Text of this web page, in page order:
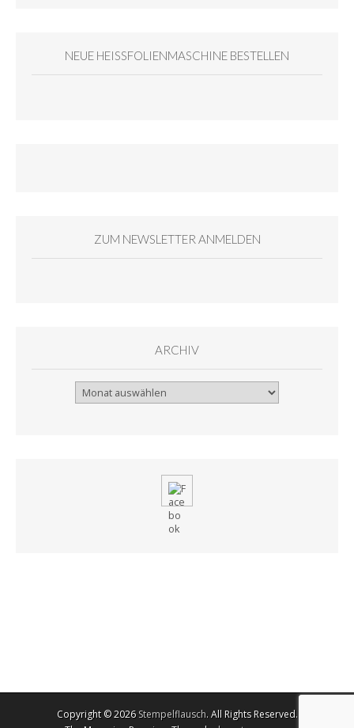
NEUE HEISSFOLIENMASCHINE BESTELLEN
ZUM NEWSLETTER ANMELDEN
ARCHIV
Archiv
Copyright © 2026Stempelflausch. All Rights Reserved.